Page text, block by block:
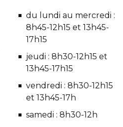
du lundi au mercredi :
8h45-12h15 et 13h45-
17h15
jeudi : 8h30-12h15 et
13h45-17h15
vendredi : 8h30-12h15
et 13h45-17h
samedi : 8h30-12h